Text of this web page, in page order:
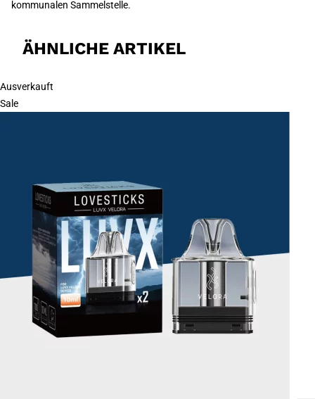
kommunalen Sammelstelle.
ÄHNLICHE ARTIKEL
Ausverkauft
Sale